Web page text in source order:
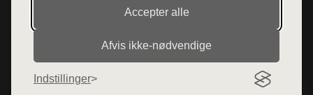
Accepter alle
Afvis ikke‑nødvendige
Indstillinger
Denne side er en del af want.dk, der udgiver en række
hjemmesider med præsentation af forskellige produkter fra
diverse webshops. Der sælges ikke varer fra denne side - vi
henviser til de shops, som sælger varen. Vi har heller ikke
varerne på lager.